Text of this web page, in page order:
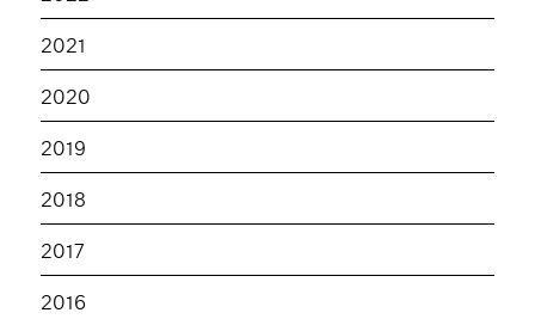
2021
2020
2019
2018
2017
2016